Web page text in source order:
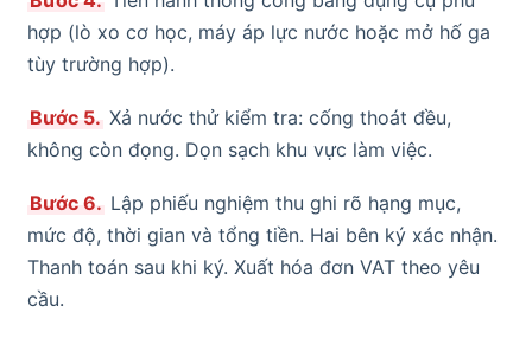
hợp (lò xo cơ học, máy áp lực nước hoặc mở hố ga
tùy trường hợp).
Bước 5. Xả nước thử kiểm tra: cống thoát đều,
không còn đọng. Dọn sạch khu vực làm việc.
Bước 6. Lập phiếu nghiệm thu ghi rõ hạng mục,
mức độ, thời gian và tổng tiền. Hai bên ký xác nhận.
Thanh toán sau khi ký. Xuất hóa đơn VAT theo yêu
cầu.